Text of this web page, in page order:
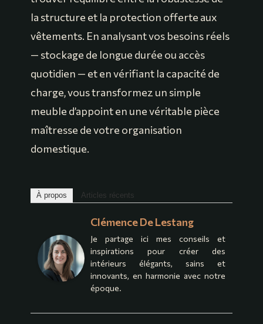
la structure et la protection offerte aux
vêtements. En analysant vos besoins réels
— stockage de longue durée ou accès
quotidien — et en vérifiant la capacité de
charge, vous transformez un simple
meuble d’appoint en une véritable pièce
maîtresse de votre organisation
domestique.
À propos Articles récents
Clémence De Lestang
Je partage ici mes conseils et
inspirations pour créer des
intérieurs élégants, sains et
innovants, en harmonie avec notre
époque.